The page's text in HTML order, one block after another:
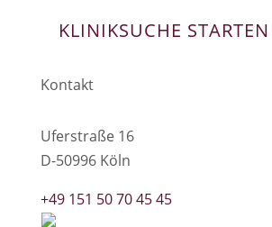
KLINIKSUCHE STARTEN
Kontakt
Uferstraße 16
D-50996 Köln
+49 151 50 70 45 45